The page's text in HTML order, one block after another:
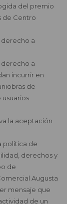
del premio
de Centro
derecho a
derecho a
incurrir en
de
la aceptación
política de
derechos y
de
Augusta
mensaje que
de un